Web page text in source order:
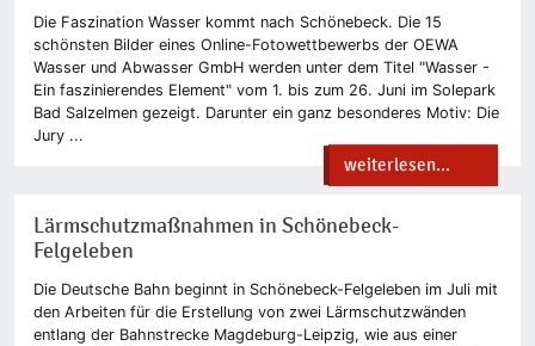
Die Faszination Wasser kommt nach Schönebeck. Die 15
schönsten Bilder eines Online-Fotowettbewerbs der OEWA
Wasser und Abwasser GmbH werden unter dem Titel "Wasser -
Ein faszinierendes Element" vom 1. bis zum 26. Juni im Solepark
Bad Salzelmen gezeigt. Darunter ein ganz besonderes Motiv: Die
Jury ...
weiterlesen...
Lärmschutzmaßnahmen in Schönebeck-
Felgeleben
Die Deutsche Bahn beginnt in Schönebeck-Felgeleben im Juli mit
den Arbeiten für die Erstellung von zwei Lärmschutzwänden
entlang der Bahnstrecke Magdeburg-Leipzig, wie aus einer